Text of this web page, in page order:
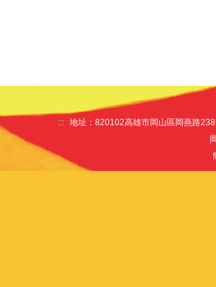
::: 地址：820102高雄市岡山區岡燕路